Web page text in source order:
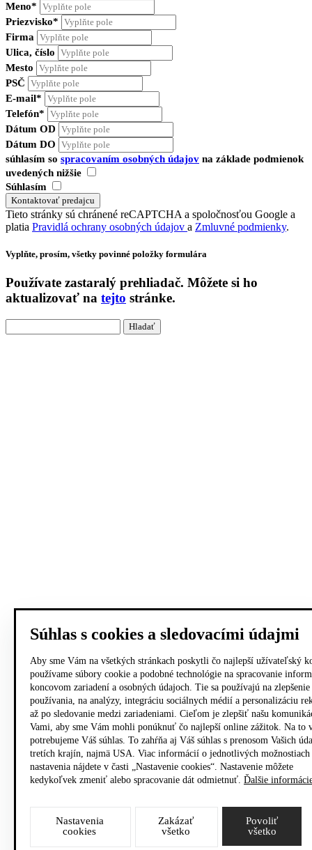
Meno*
Priezvisko*
Firma
Ulica, číslo
Mesto
PSČ
E-mail*
Telefón*
Dátum OD
Dátum DO
súhlasím so spracovaním osobných údajov na základe podmienok
uvedených nižšie
Súhlasím
Tieto stránky sú chránené reCAPTCHA a spoločnosťou Google a
platia Pravidlá ochrany osobných údajov a Zmluvné podmienky.
Vyplňte, prosím, všetky povinné položky formulára
Používate zastaralý prehliadač. Môžete si ho
aktualizovať na tejto stránke.
Súhlas s cookies a sledovacími údajmi
Aby sme Vám na všetkých stránkach poskytli čo najlepší užívateľský
používame súbory cookie a podobné technológie na spracovanie
koncovom zariadení a osobných údajoch. Tie sa používajú na zlepšenie
používania, na analýzy, integráciu sociálnych médií a personalizáciu
až po sledovanie medzi zariadeniami. Cieľom je zlepšiť našu
Vami, aby sme Vám mohli ponúknuť čo najlepší online zážitok. Na to
potrebujeme Váš súhlas. To zahŕňa aj Váš súhlas s prenosom Vašich
tretích krajín, najmä USA. Viac informácií o jednotlivých možnostiach
nastavenia nájdete v časti „Nastavenie cookies“. Nastavenie môžete
kedykoľvek zmeniť alebo spracovanie dát odmietnuť. Ďalšie
Nastavenia
cookies
Zakázať
všetko
Povoliť
všetko